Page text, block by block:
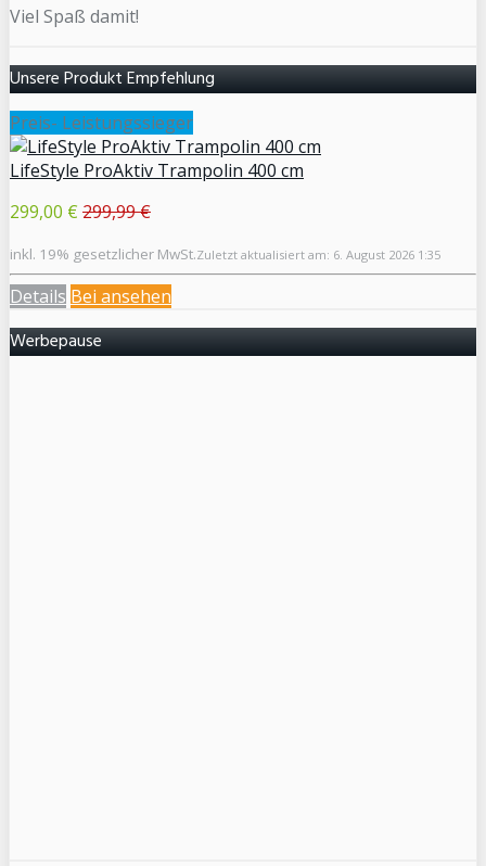
Viel Spaß damit!
Unsere Produkt Empfehlung
Preis- Leistungssieger
LifeStyle ProAktiv Trampolin 400 cm
299,00 € 299,99 €
inkl. 19% gesetzlicher MwSt.Zuletzt aktualisiert am: 6. August 2026 1:35
Details Bei ansehen
Werbepause